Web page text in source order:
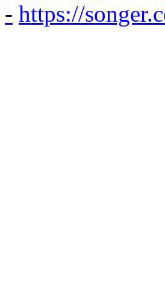
- https://